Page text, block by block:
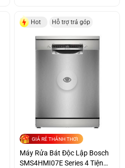
Hot Hỗ trợ trả góp
GIÁ RẺ THẢNH THƠI
Máy Rửa Bát Độc Lập Bosch
SMS4HMI07E Series 4 Tiện